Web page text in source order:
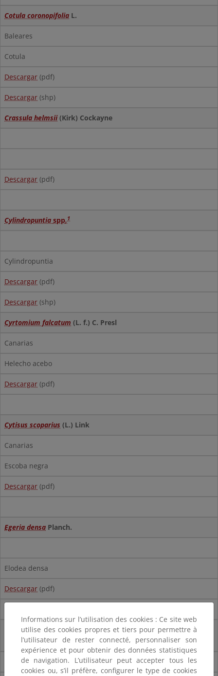
Cotula coronopifolia L.
Baleares
Cotula
Descargar (pdf)
Descargar (shp)
Crassula helmsii(Kirk) Cockayne
Descargar (pdf)
Cylindropuntia spp.1
Cylindropuntia
Descargar (pdf)
Descargar (shp)
Cyrtomium falcatum (L. f.) C. Presl
Canarias
Helecho acebo
Descargar (pdf)
Cytisus scoparius (L.) Link
Canarias
Escoba negra
Descargar (pdf)
Egeria densa Planch.
Elodea densa
Descargar (pdf)
Eichhornia crassipes(Mart.) Solms. (=Pontederia crassipes
Mart.)
Informations sur l’utilisation des cookies : Ce site web
utilise des cookies propres et tiers pour permettre à
l’utilisateur de rester connecté, personnaliser son
expérience et pour obtenir des données statistiques
de navigation. L’utilisateur peut accepter tous les
cookies ou, s’il préfère, configurer le type de cookies